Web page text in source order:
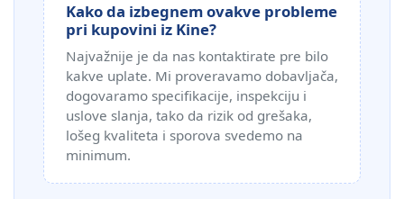
Kako da izbegnem ovakve probleme
pri kupovini iz Kine?
Najvažnije je da nas kontaktirate pre bilo
kakve uplate. Mi proveravamo dobavljača,
dogovaramo specifikacije, inspekciju i
uslove slanja, tako da rizik od grešaka,
lošeg kvaliteta i sporova svedemo na
minimum.